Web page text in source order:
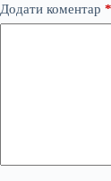
Додати коментар *